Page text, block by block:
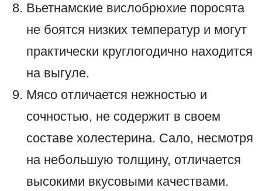
Вьетнамские вислобрюхие поросята
не боятся низких температур и могут
практически круглогодично находится
на выгуле.
Мясо отличается нежностью и
сочностью, не содержит в своем
составе холестерина. Сало, несмотря
на небольшую толщину, отличается
высокими вкусовыми качествами.